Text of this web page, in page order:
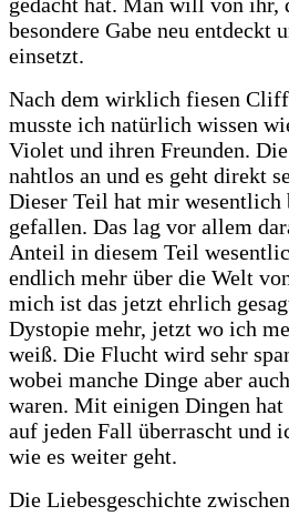
besondere Gabe neu entdeckt
einsetzt.
Nach dem wirklich fiesen
musste ich natürlich wissen
Violet und ihren Freunden.
nahtlos an und es geht direkt
Dieser Teil hat mir wesentlich
gefallen. Das lag vor allem
Anteil in diesem Teil
endlich mehr über die Welt
mich ist das jetzt ehrlich
Dystopie mehr, jetzt wo ich
weiß. Die Flucht wird sehr
wobei manche Dinge aber
waren. Mit einigen Dingen
auf jeden Fall überrascht und
wie es weiter geht.
Die Liebesgeschichte